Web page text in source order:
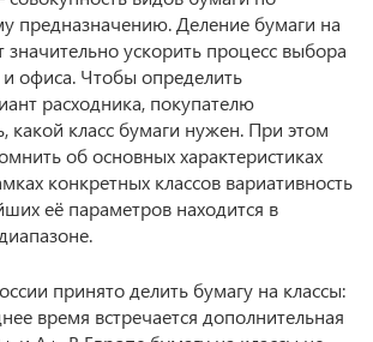
предназначению. Деление бумаги на
значительно ускорить процесс выбора
офиса. Чтобы определить
расходника, покупателю
какой класс бумаги нужен. При этом
об основных характеристиках
конкретных классов вариативность
её параметров находится в
принято делить бумагу на классы:
время встречается дополнительная